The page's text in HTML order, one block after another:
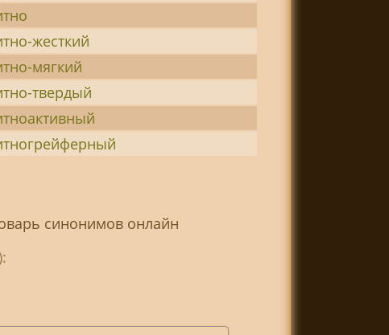
жесткий
мягкий
твердый
синонимов онлайн